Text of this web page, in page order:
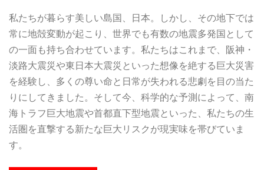
私たちが暮らす美しい島国、日本。しかし、その地下では
常に地殻変動が起こり、世界でも有数の地震多発国として
の一面も持ち合わせています。私たちはこれまで、阪神・
淡路大震災や東日本大震災といった想像を絶する巨大災害
を経験し、多くの尊い命と日常が失われる悲劇を目の当た
りにしてきました。そして今、科学的な予測によって、南
海トラフ巨大地震や首都直下型地震といった、私たちの生
活圏を直撃する新たな巨大リスクが現実味を帯びていま
す。